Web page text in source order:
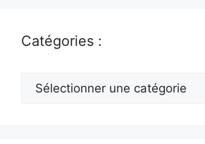
Catégories :
Catégories